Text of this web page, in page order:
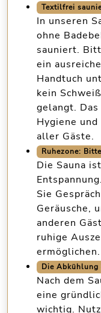
Textilfrei
In unseren
ohne
sauniert.
ein
Handtuch
kein
gelangt.
Hygiene
aller Gäste.
Ruhezone:
Die Sauna
Entspannung.
Sie
Geräusche,
anderen
ruhige
ermöglichen.
Die Abkühlung
Nach dem
eine
wichtig.